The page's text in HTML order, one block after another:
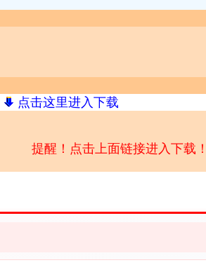
点击这里进入下载
提醒！点击上面链接进入下载！